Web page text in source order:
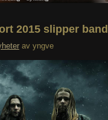
2015 slipper band
av yngve